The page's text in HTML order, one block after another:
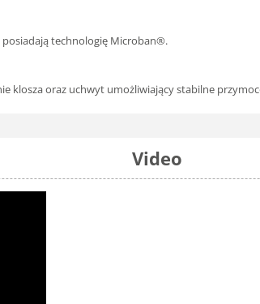
posiadają technologię Microban®.
klosza oraz uchwyt umożliwiający stabilne
Video